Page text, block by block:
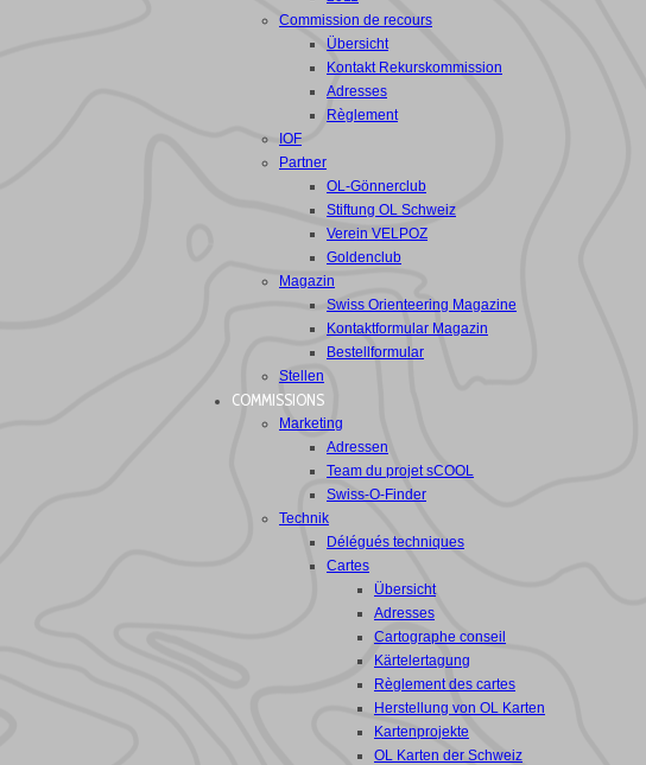
Commission de recours
Übersicht
Kontakt Rekurskommission
Adresses
Règlement
IOF
Partner
OL-Gönnerclub
Stiftung OL Schweiz
Verein VELPOZ
Goldenclub
Magazin
Swiss Orienteering Magazine
Kontaktformular Magazin
Bestellformular
Stellen
COMMISSIONS
Marketing
Adressen
Team du projet sCOOL
Swiss-O-Finder
Technik
Délégués techniques
Cartes
Übersicht
Adresses
Cartographe conseil
Kärtelertagung
Règlement des cartes
Herstellung von OL Karten
Kartenprojekte
OL Karten der Schweiz